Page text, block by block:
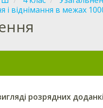
віднімання в межах
розрядних